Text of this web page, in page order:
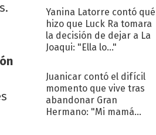
Yanina Latorre contó qué
hizo que Luck Ra tomara
la decisión de dejar a La
Joaqui: "Ella lo..."
Juanicar contó el difícil
momento que vive tras
abandonar Gran
Hermano: "Mi mamá